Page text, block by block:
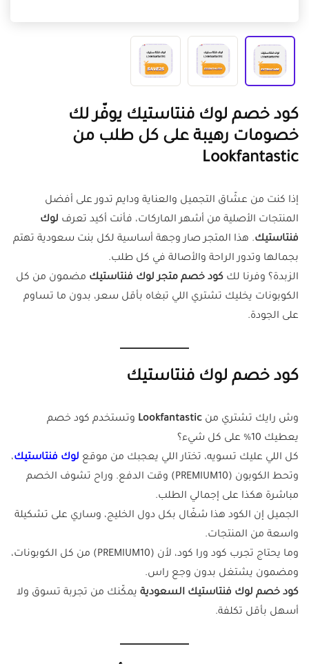
كود خصم لوك فنتاستيك يوفّر لك
خصومات رهيبة على كل طلب من
Lookfantastic
إذا كنت من عشّاق التجميل والعناية ودايم تدور على أفضل
المنتجات الأصلية من أشهر الماركات، فأنت أكيد تعرف لوك
فنتاستيك. هذا المتجر صار وجهة أساسية لكل بنت سعودية تهتم
بجمالها وتدور الراحة والأصالة في كل طلب.
الزبدة؟ وفرنا لك كود خصم متجر لوك فنتاستيك مضمون من كل
الكوبونات يخليك تشتري اللي تبغاه بأقل سعر، بدون ما تساوم
على الجودة.
كود خصم لوك فنتاستيك
وش رايك تشتري من Lookfantastic وتستخدم كود خصم
يعطيك 10% على كل شيء؟
كل اللي عليك تسويه، تختار اللي يعجبك من موقع لوك فنتاستيك،
وتحط الكوبون (PREMIUM10) وقت الدفع. وراح تشوف الخصم
مباشرة هكذا على إجمالي الطلب.
الجميل إن الكود هذا شغّال بكل دول الخليج، وساري على تشكيلة
واسعة من المنتجات.
وما يحتاج تجرب كود ورا كود، لأن (PREMIUM10) من كل الكوبونات،
ومضمون يشتغل بدون وجع راس.
كود خصم لوك فنتاستيك السعودية يمكّنك من تجربة تسوق ولا
أسهل بأقل تكلفة.